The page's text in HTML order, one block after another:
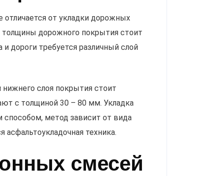
отличается от укладки дорожных
толщины дорожного покрытия стоит
дороги требуется различный слой
слоя покрытия стоит
с толщиной 30 – 80 мм. Укладка
способом, метод зависит от вида
асфальтоукладочная техника.
смесей